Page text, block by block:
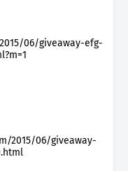
06/giveaway-efg-
2015/06/giveaway-